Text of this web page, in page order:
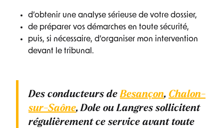
d’obtenir une analyse sérieuse de votre dossier,
de préparer vos démarches en toute sécurité,
puis, si nécessaire, d’organiser mon intervention
devant le tribunal.
Des conducteurs deBesançon, Chalon-
sur-Saône, Dole ou Langres sollicitent
régulièrement ce service avant toute